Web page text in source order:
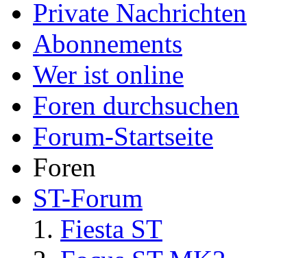
Private Nachrichten
Abonnements
Wer ist online
Foren durchsuchen
Forum-Startseite
Foren
ST-Forum
Fiesta ST